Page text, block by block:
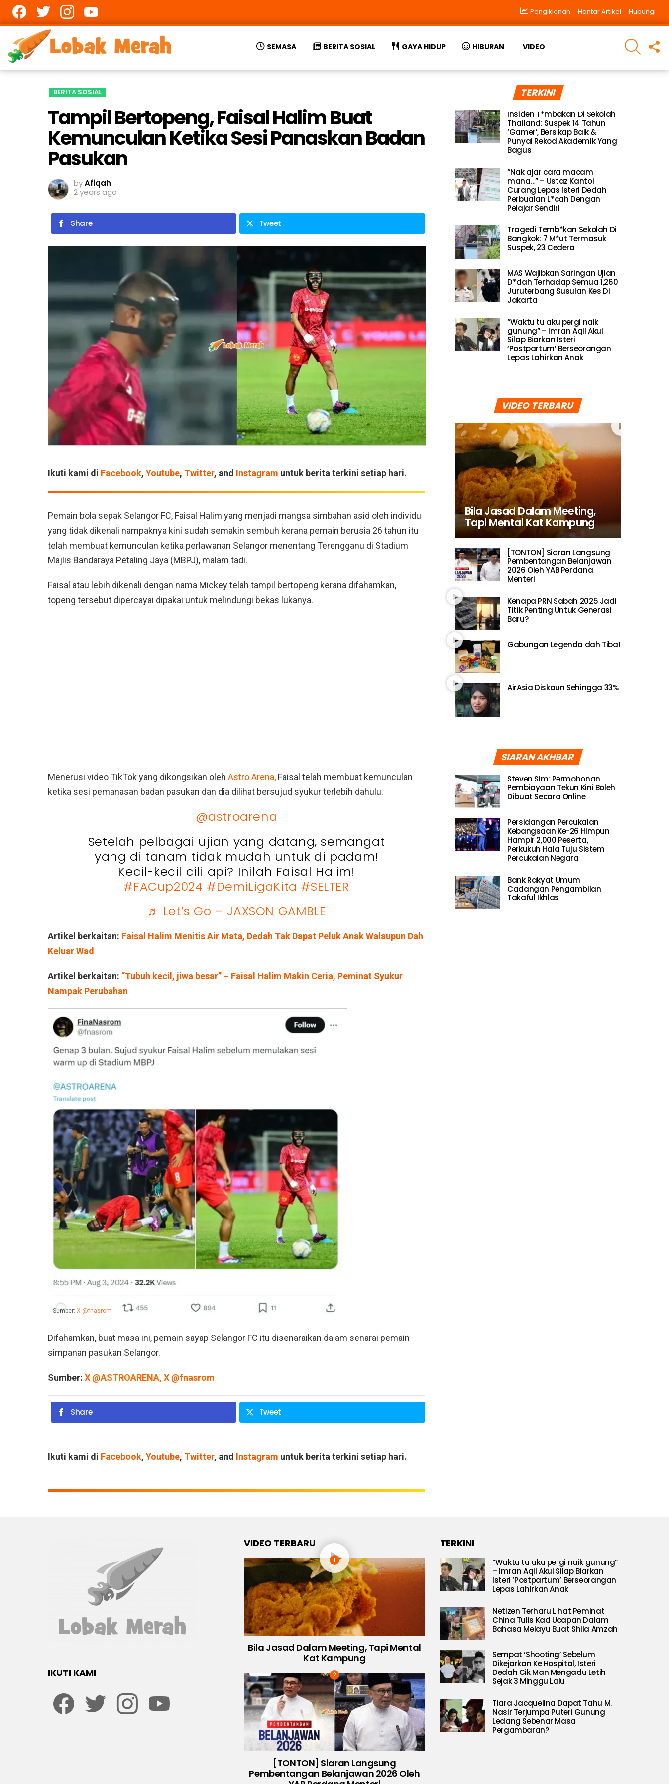
Pengiklanan Hantar Artikel Hubungi
SEMASA BERITA SOSIAL GAYA HIDUP HIBURAN VIDEO
SEARCH
BERITA SOSIAL
Tampil Bertopeng, Faisal Halim Buat
Kemunculan Ketika Sesi Panaskan Badan
Pasukan
byAfiqah
2 years ago
Share Tweet
Ikuti kami di Facebook, Youtube, Twitter, and Instagram untuk berita terkini setiap hari.
Pemain bola sepak Selangor FC, Faisal Halim yang menjadi mangsa simbahan asid oleh individu
yang tidak dikenali nampaknya kini sudah semakin sembuh kerana pemain berusia 26 tahun itu
telah membuat kemunculan ketika perlawanan Selangor menentang Terengganu di Stadium
Majlis Bandaraya Petaling Jaya (MBPJ), malam tadi.
Faisal atau lebih dikenali dengan nama Mickey telah tampil bertopeng kerana difahamkan,
topeng tersebut dipercayai dipakai untuk melindungi bekas lukanya.
Menerusi video TikTok yang dikongsikan oleh Astro Arena, Faisal telah membuat kemunculan
ketika sesi pemanasan badan pasukan dan dia dilihat bersujud syukur terlebih dahulu.
@astroarena
Setelah pelbagai ujian yang datang, semangat
yang di tanam tidak mudah untuk di padam!
Kecil-kecil cili api? Inilah Faisal Halim!
#FACup2024 #DemiLigaKita #SELTER
♬ Let’s Go – JAXSON GAMBLE
Artikel berkaitan: Faisal Halim Menitis Air Mata, Dedah Tak Dapat Peluk Anak Walaupun Dah
Keluar Wad
Artikel berkaitan: “Tubuh kecil, jiwa besar” – Faisal Halim Makin Ceria, Peminat Syukur
Nampak Perubahan
Sumber: X @fnasrom
Difahamkan, buat masa ini, pemain sayap Selangor FC itu disenaraikan dalam senarai pemain
simpanan pasukan Selangor.
Sumber: X @ASTROARENA, X @fnasrom
Share Tweet
Ikuti kami di Facebook, Youtube, Twitter, and Instagram untuk berita terkini setiap hari.
TERKINI
Insiden T*mbakan Di Sekolah
Thailand: Suspek 14 Tahun
‘Gamer’, Bersikap Baik &
Punyai Rekod Akademik Yang
Bagus
“Nak ajar cara macam
mana…” – Ustaz Kantoi
Curang Lepas Isteri Dedah
Perbualan L*cah Dengan
Pelajar Sendiri
Tragedi Temb*kan Sekolah Di
Bangkok: 7 M*ut Termasuk
Suspek, 23 Cedera
MAS Wajibkan Saringan Ujian
D*dah Terhadap Semua 1,260
Juruterbang Susulan Kes Di
Jakarta
“Waktu tu aku pergi naik
gunung” – Imran Aqil Akui
Silap Biarkan Isteri
‘Postpartum’ Berseorangan
Lepas Lahirkan Anak
VIDEO TERBARU
Bila Jasad Dalam Meeting,
Tapi Mental Kat Kampung
[TONTON] Siaran Langsung
Pembentangan Belanjawan
2026 Oleh YAB Perdana
Menteri
Kenapa PRN Sabah 2025 Jadi
Titik Penting Untuk Generasi
Baru?
Gabungan Legenda dah Tiba!
AirAsia Diskaun Sehingga 33%
SIARAN AKHBAR
Steven Sim: Permohonan
Pembiayaan Tekun Kini Boleh
Dibuat Secara Online
Persidangan Percukaian
Kebangsaan Ke-26 Himpun
Hampir 2,000 Peserta,
Perkukuh Hala Tuju Sistem
Percukaian Negara
Bank Rakyat Umum
Cadangan Pengambilan
Takaful Ikhlas
IKUTI KAMI
VIDEO TERBARU
Bila Jasad Dalam Meeting, Tapi Mental
Kat Kampung
[TONTON] Siaran Langsung
Pembentangan Belanjawan 2026 Oleh
TERKINI
“Waktu tu aku pergi naik gunung”
– Imran Aqil Akui Silap Biarkan
Isteri ‘Postpartum’ Berseorangan
Lepas Lahirkan Anak
Netizen Terharu Lihat Peminat
China Tulis Kad Ucapan Dalam
Bahasa Melayu Buat Shila Amzah
Sempat ‘Shooting’ Sebelum
Dikejarkan Ke Hospital, Isteri
Dedah Cik Man Mengadu Letih
Sejak 3 Minggu Lalu
Tiara Jacquelina Dapat Tahu M.
Nasir Terjumpa Puteri Gunung
Ledang Sebenar Masa
Pergambaran?